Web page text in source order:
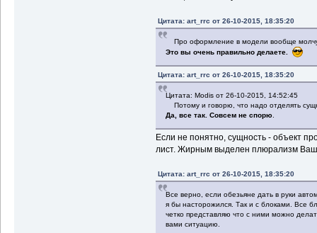
Цитата: art_rrc от 26-10-2015, 18:35:20
Про оформление в модели вообще
Это вы очень правильно делаете.
Цитата: art_rrc от 26-10-2015, 18:35:20
Цитата: Modis от 26-10-2015, 14:52:45
Потому и говорю, что надо отделять
Да, все так. Совсем не спорю.
Если не понятно, сущность - объект
лист. Жирным выделен плюрализм
Цитата: art_rrc от 26-10-2015, 18:35:20
Все верно, если обезьяне дать в руки
я бы насторожился. Так и с блоками. Все
четко представляю что с ними можно
вами ситуацию.